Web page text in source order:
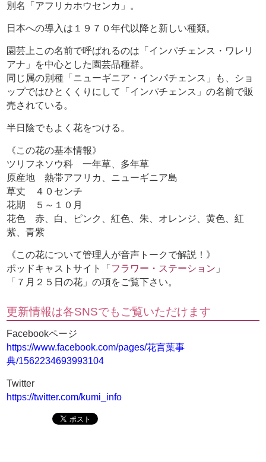
別名「アフリカホウセンカ」。
日本への導入は１９７０年代以降と新しい種類。
園芸上この名前で呼ばれるのは「インパチェンス・ワレリ
アナ」を中心とした園芸品種群。
同じ属の別種「ニューギニア・インパチェンス」も、ショ
ップではひとくくりにして「インパチェンス」の名前で販
売されている。
半日陰でもよく花をつける。
《この花の基本情報》
ツリフネソウ科 一年草、多年草
原産地 熱帯アフリカ、ニューギニア島
草丈 ４０センチ
花期 ５～１０月
花色 赤、白、ピンク、紅色、朱、オレンジ、黄色、紅
紫、青紫
《この花について管理人が音声トークで解説！》
ポッドキャストサイト「 フラワー・ステーション 」
「７月２５日の花」の項をご覧下さい。
更新情報は各SNSでもご覧いただけます
Facebookページ
https://www.facebook.com/pages/花言葉事
典/1562234693993104
Twitter
https://twitter.com/kumi_info